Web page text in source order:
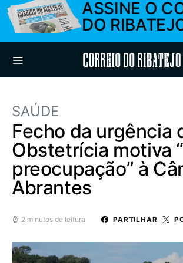
ASSINE O
DO
Correio do Ribatejo
SAÚDE
Fecho da urgência
Obstetrícia motiva
preocupação” à
Abrantes
2 minutos de leitura PARTILHAR